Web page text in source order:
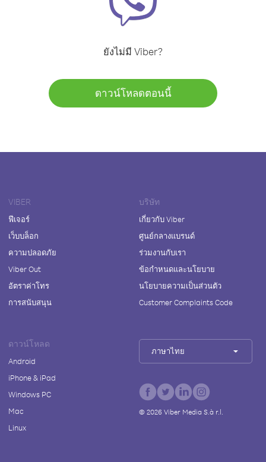
ยังไม่มี Viber?
ดาวน์โหลดตอนนี้
VIBER
ฟีเจอร์
เว็บบล็อก
ความปลอดภัย
Viber Out
อัตราค่าโทร
การสนับสนุน
บริษัท
เกี่ยวกับ Viber
ศูนย์กลางแบรนด์
ร่วมงานกับเรา
ข้อกำหนดและนโยบาย
นโยบายความเป็นส่วนตัว
Customer Complaints Code
ดาวน์โหลด
Android
iPhone & iPad
Windows PC
Mac
Linux
ภาษาไทย
© 2026Viber Media S.à r.l.